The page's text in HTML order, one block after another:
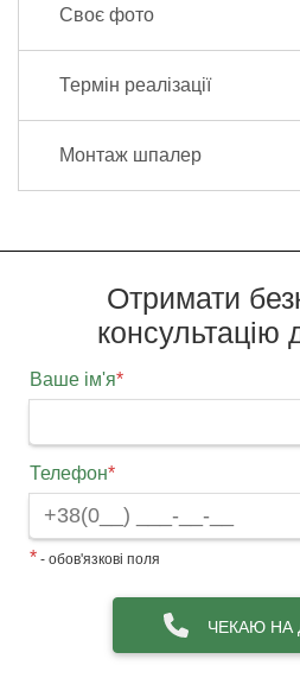
Своє фото
Термін реалізації
Монтаж шпалер
Отримати
консультацію
Ваше ім'я*
Телефон*
* - обов'язкові поля
ЧЕКАЮ НА